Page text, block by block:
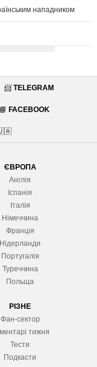
нападником
📨 TELEGRAM
📘 FACEBOOK
ЄВРОПА
Англія
Іспанія
Італія
Німеччина
Франція
Нідерланди
Португалія
Туреччина
Польща
РІЗНЕ
Фан-сектор
тижня
Тести
Подкасти